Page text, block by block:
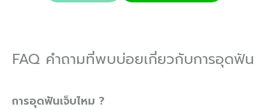
FAQ คำถามที่พบบ่อยเกี่ยวกับการอุดฟัน
การอุดฟันเจ็บไหม ?